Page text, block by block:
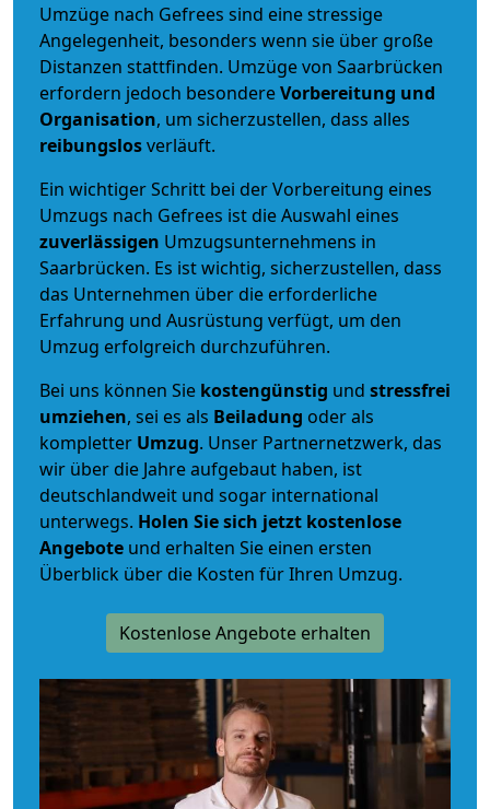
Umzüge nach Gefrees sind eine stressige
Angelegenheit, besonders wenn sie über große
Distanzen stattfinden. Umzüge von Saarbrücken
erfordern jedoch besondereVorbereitung und
Organisation, um sicherzustellen, dass alles
reibungslosverläuft.
Ein wichtiger Schritt bei der Vorbereitung eines
Umzugs nach Gefrees ist die Auswahl eines
zuverlässigen Umzugsunternehmens in
Saarbrücken. Es ist wichtig, sicherzustellen, dass
das Unternehmen über die erforderliche
Erfahrung und Ausrüstung verfügt, um den
Umzug erfolgreich durchzuführen.
Bei uns können Sie kostengünstig und stressfrei
umziehen, sei es als Beiladung oder als
kompletter Umzug. Unser Partnernetzwerk, das
wir über die Jahre aufgebaut haben, ist
deutschlandweit und sogar international
unterwegs. Holen Sie sich jetzt kostenlose
Angebote und erhalten Sie einen ersten
Überblick über die Kosten für Ihren Umzug.
Kostenlose Angebote erhalten